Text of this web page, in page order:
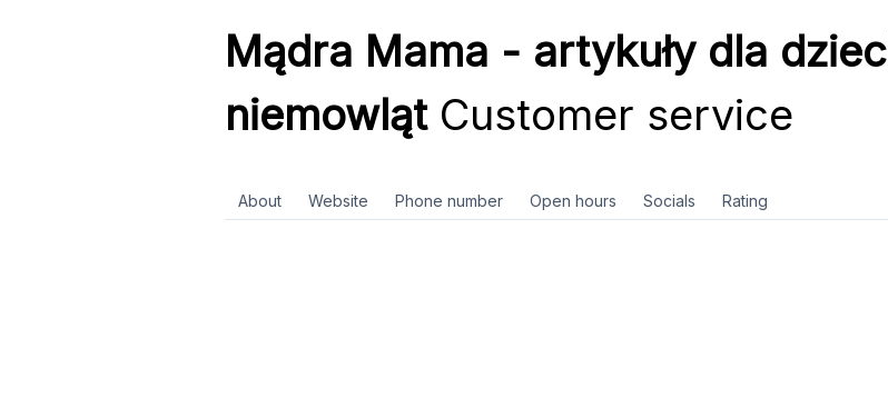
Mądra Mama - artykuły dla
niemowlątCustomer service
About Website Phone number Open hours Socials Rating